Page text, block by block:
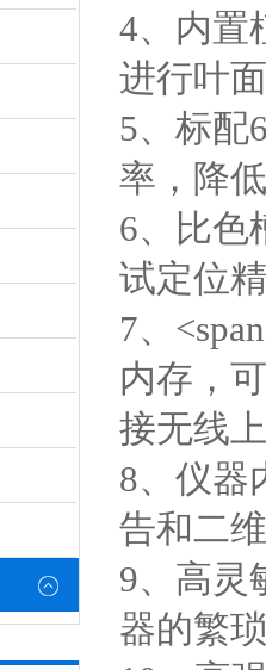
4、内置
进行叶
5、标配
率，降
6、比色
试定位
7、
内存，
接无线
8、仪器
告和二
9、高灵
器的繁